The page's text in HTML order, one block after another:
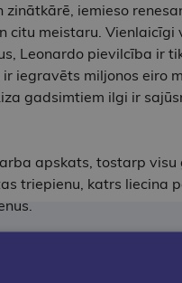
iemieso
citu meistaru. Vienlaicīgi
Leonardo pievilcība ir
iegravēts miljonos eiro
gadsimtiem ilgi ir
apskats, tostarp visu
triepienu, katrs liecina
neierobežoto un
tembru.